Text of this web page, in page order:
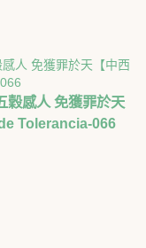
穀感人 免獲罪於天
Tolerancia-066